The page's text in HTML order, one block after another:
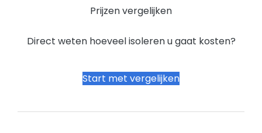
Prijzen vergelijken
Direct weten hoeveel isoleren u gaat kosten?
Start met vergelijken